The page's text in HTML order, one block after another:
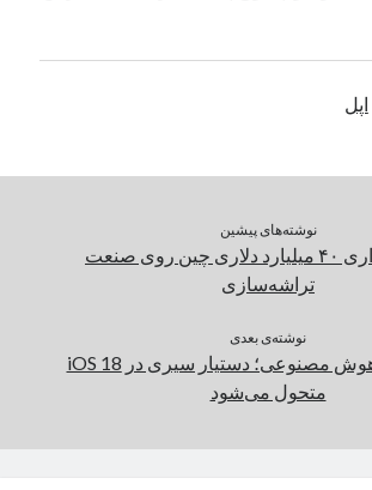
اپل
نوشته‌های پیشین
سرمایه‌گذاری ۴۰ میلیارد دلاری چین روی صنعت
تراشه‌سازی
نوشته‌ی بعدی
هجوم اپل به هوش مصنوعی؛ دستیار سیری در iOS 18
متحول می‌شود